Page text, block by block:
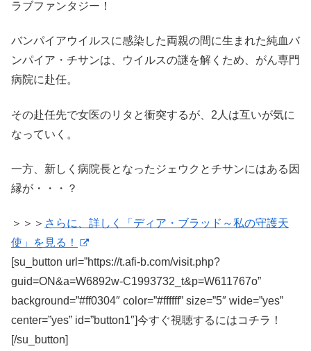
ラブファンタジー！
バンパイアウイルスに感染した両親の間に生まれた純血バ
ンパイア・チサンは、ウイルスの謎を解くため、がん専門
病院に赴任。
その赴任先で女医のリタと衝突するが、2人は互いが気に
なっていく。
一方、新しく病院長となったジェウクとチサンにはある因
縁が・・・？
＞＞＞ さらに、詳しく「ディア・ブラッド～私の守護天
使」を見る！
[su_button url=”https://t.afi-b.com/visit.php?
guid=ON&a=W6892w-C1993732_t&p=W611767o”
background=”#ff0304″ color=”#ffffff” size=”5″ wide=”yes”
center=”yes” id=”button1″]今すぐ視聴するにはコチラ！
[/su_button]